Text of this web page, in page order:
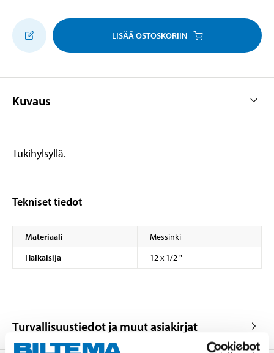
LISÄÄ OSTOSKORIIN
Kuvaus
Tukihylsyllä.
Tekniset tiedot
Materiaali
Messinki
Halkaisija
12 x 1/2 "
Turvallisuustiedot ja muut asiakirjat